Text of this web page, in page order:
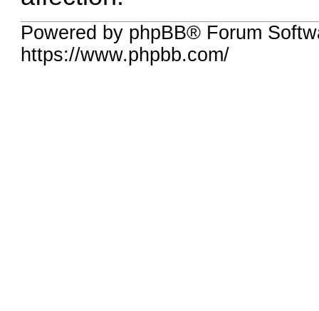
Powered by phpBB® Forum
https://www.phpbb.com/